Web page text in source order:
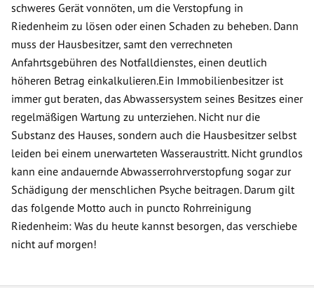
schweres Gerät vonnöten, um die Verstopfung in
Riedenheim zu lösen oder einen Schaden zu beheben. Dann
muss der Hausbesitzer, samt den verrechneten
Anfahrtsgebühren des Notfalldienstes, einen deutlich
höheren Betrag einkalkulieren.Ein Immobilienbesitzer ist
immer gut beraten, das Abwassersystem seines Besitzes einer
regelmäßigen Wartung zu unterziehen. Nicht nur die
Substanz des Hauses, sondern auch die Hausbesitzer selbst
leiden bei einem unerwarteten Wasseraustritt. Nicht grundlos
kann eine andauernde Abwasserrohrverstopfung sogar zur
Schädigung der menschlichen Psyche beitragen. Darum gilt
das folgende Motto auch in puncto Rohrreinigung
Riedenheim: Was du heute kannst besorgen, das verschiebe
nicht auf morgen!